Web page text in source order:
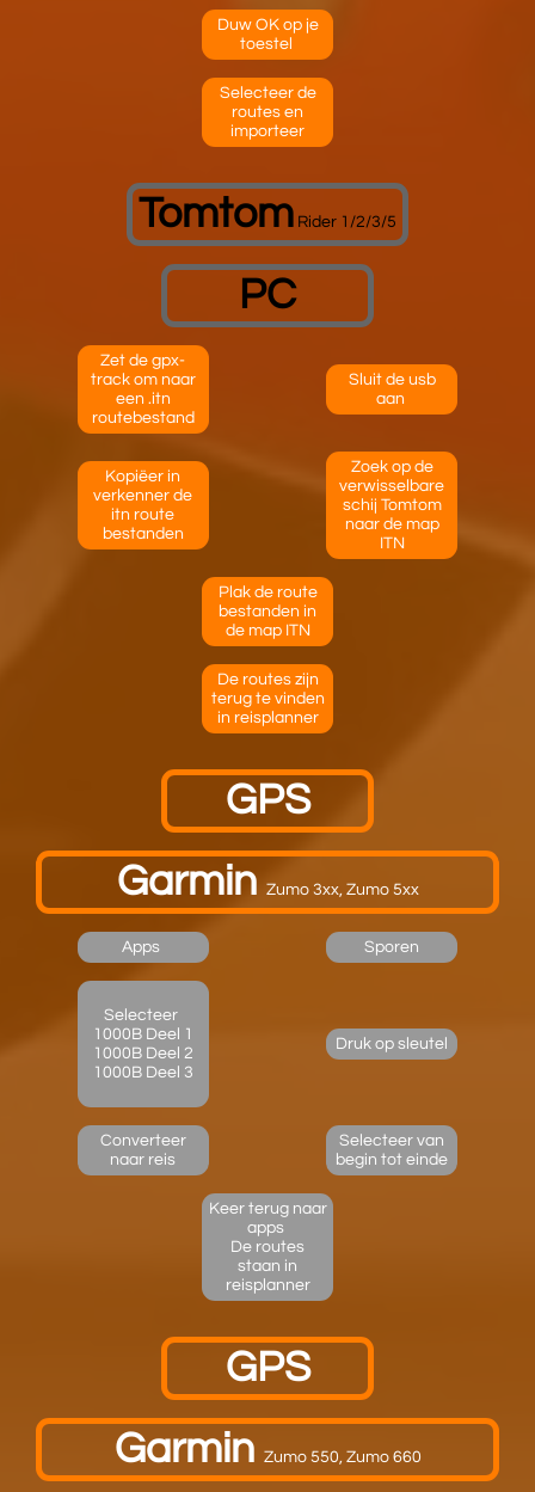
Duw OK op je
toestel
Selecteer de
routes en
importeer
Tomtom Rider 1/2/3/5
PC
Zet de gpx-
track om naar
een .itn
routebestand
Sluit de usb
aan
Kopiëer in
verkenner de
itn route
bestanden
Zoek op de
verwisselbare
schij Tomtom
naar de map
ITN
Plak de route
bestanden in
de map ITN
De routes zijn
terug te vinden
in reisplanner
GPS
Garmin ​Zumo 3xx, Zumo 5xx
Apps Sporen
Selecteer
1000B Deel 1
1000B Deel 2
1000B Deel 3
Druk op sleutel
Converteer
naar reis
Selecteer van
begin tot einde​
Keer terug naar
apps
De routes
staan in
reisplanner​​
GPS
Garmin ​Zumo 550, Zumo 660